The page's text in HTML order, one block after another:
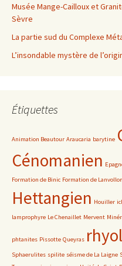
Musée Mange-Cailloux et
Sèvre
La partie sud du Complexe
L’insondable mystère de
Étiquettes
Animation Beautour Araucaria barytine
Cénomanien
Formation de Binic Formation de Lanvollon
Hettangien Houiller
lamprophyre Le Chenaillet Mervent
phtanites Pissotte Queyras
Sphaerulites spilite séisme de La Laigne